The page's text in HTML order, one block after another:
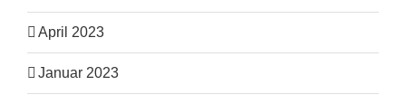
April 2023
Januar 2023